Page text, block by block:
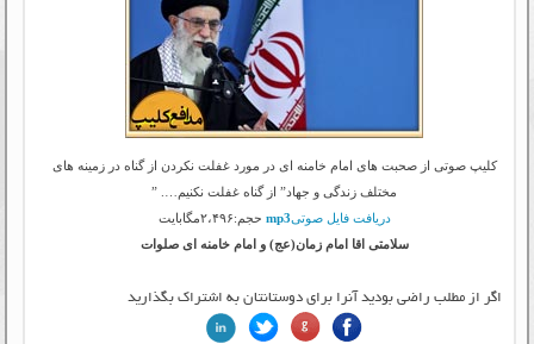
کلیپ صوتی از صحبت های امام خامنه ای در مورد غفلت نکردن از گناه در زمینه های
مختلف زندگی و جهاد” از گناه غفلت نکنیم…. ”
دریافت فایل صوتیmp3 حجم:۲،۴۹۶مگابایت
سلامتی اقا امام زمان(عج) و امام خامنه ای صلوات
اگر از مطلب راضی بودید آنرا برای دوستانتان به اشتراک بگذارید